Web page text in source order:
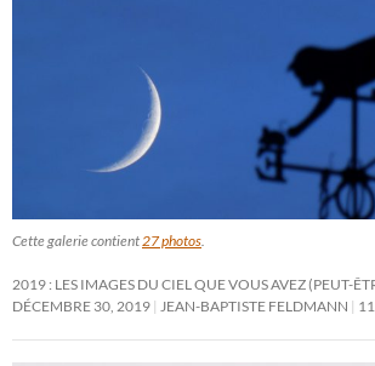
Cette galerie contient 27 photos
2019 : LES IMAGES DU CIEL QUE VOUS AVEZ (PEUT-
DÉCEMBRE 30, 2019
JEAN-BAPTISTE FELDMANN